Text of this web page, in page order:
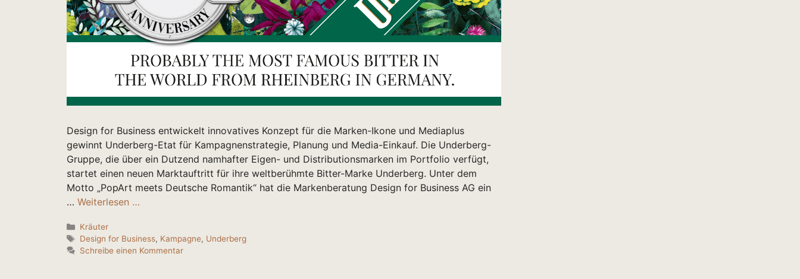
Design for Business entwickelt innovatives Konzept für die Marken-Ikone und Mediaplus
gewinnt Underberg-Etat für Kampagnenstrategie, Planung und Media-Einkauf. Die Underberg-
Gruppe, die über ein Dutzend namhafter Eigen- und Distributionsmarken im Portfolio verfügt,
startet einen neuen Marktauftritt für ihre weltberühmte Bitter-Marke Underberg. Unter dem
Motto „PopArt meets Deutsche Romantik“ hat die Markenberatung Design for Business AG ein
… Weiterlesen …
Kategorien
Kräuter
Schlagwörter
Design for Business, Kampagne, Underberg
Schreibe einen Kommentar